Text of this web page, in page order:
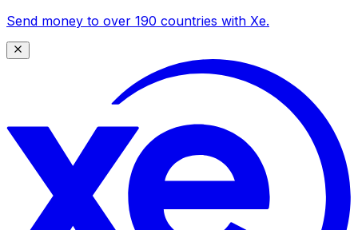
Send money to over 190 countries with Xe.